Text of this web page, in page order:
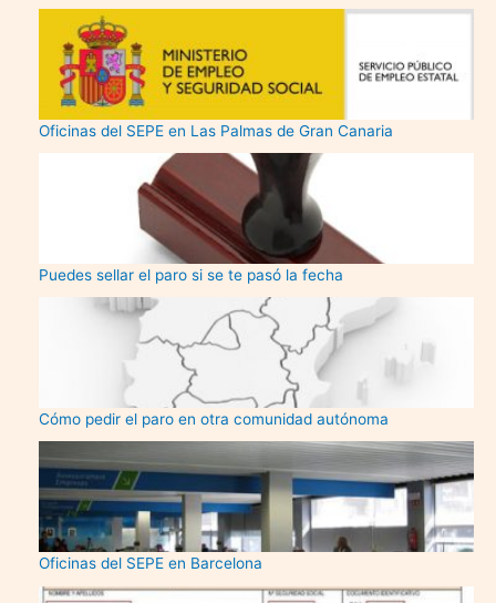
Oficinas del SEPE en Las Palmas de Gran Canaria
Puedes sellar el paro si se te pasó la fecha
Cómo pedir el paro en otra comunidad autónoma
Oficinas del SEPE en Barcelona